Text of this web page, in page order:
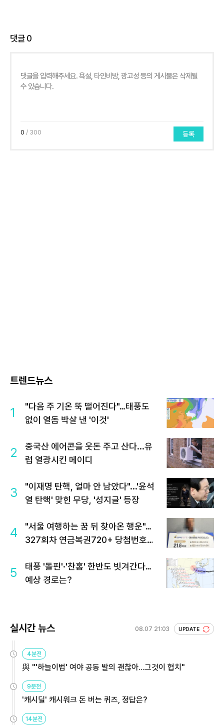
댓글0
0 / 300 등록
트렌드뉴스
1
"다음 주 기온 뚝 떨어진다"…태풍도
없이 열돔 박살 낸 '이것'
2
중국산 에어콘을 웃돈 주고 산다...유
럽 열광시킨 메이디
3
"이재명 탄핵, 얼마 안 남았다"...'윤석
열 탄핵' 맞힌 무당, '성지글' 등장
4
"서울 여행하는 꿈 뒤 찾아온 행운"…
327회차 연금복권720+ 당첨번호조
5
태풍 '돌핀'·'찬홈' 한반도 빗겨간다…
예상 경로는?
실시간 뉴스 08.07 21:03 UPDATE
4분전
與 "'하늘이법' 여야 공동 발의 괜찮아…그것이 협치"
9분전
'캐시딜' 캐시워크 돈 버는 퀴즈, 정답은?
14분전